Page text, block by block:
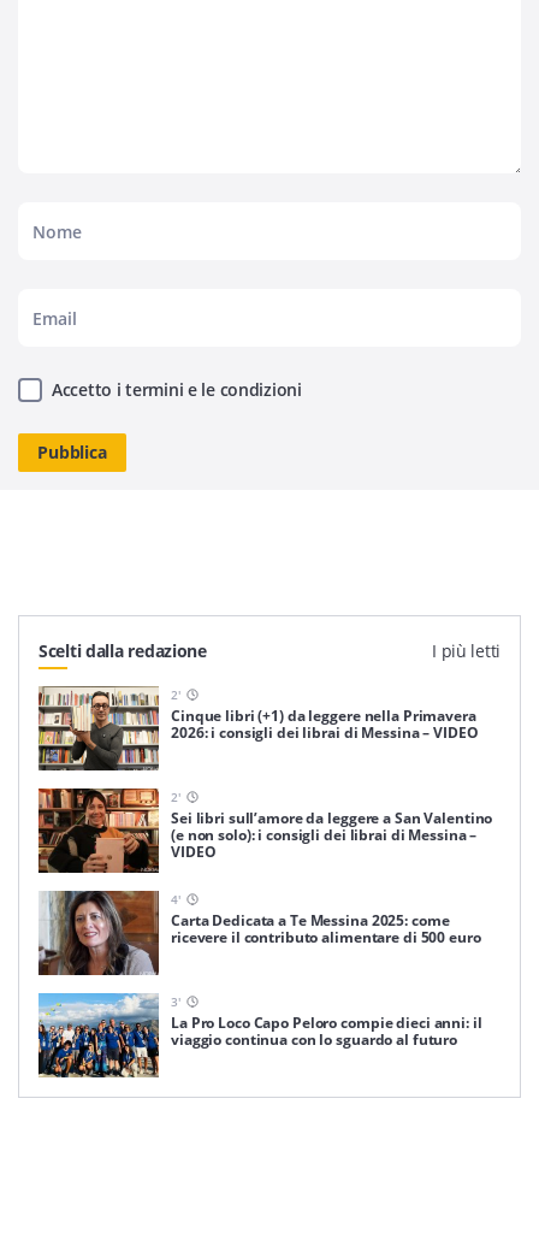
Accetto i termini e le condizioni
Scelti dalla redazione I più letti
2'
Cinque libri (+1) da leggere nella Primavera
2026: i consigli dei librai di Messina – VIDEO
2'
Sei libri sull’amore da leggere a San Valentino
(e non solo): i consigli dei librai di Messina –
VIDEO
4'
Carta Dedicata a Te Messina 2025: come
ricevere il contributo alimentare di 500 euro
3'
La Pro Loco Capo Peloro compie dieci anni: il
viaggio continua con lo sguardo al futuro